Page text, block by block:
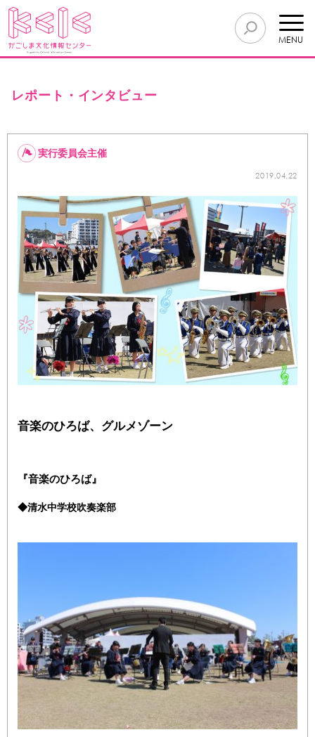
MENU
レポート・インタビュー
実行委員会主催
2019.04.22
音楽のひろば、グルメゾーン
『音楽のひろば』
◆清水中学校吹奏楽部